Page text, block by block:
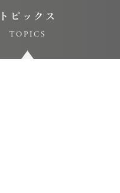
トピックス
TOPICS